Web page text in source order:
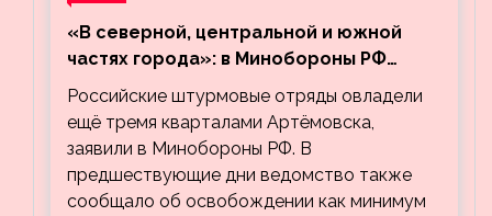
«В северной, центральной и южной
частях города»: в Минобороны РФ
заявили об освобождении ещё трёх
кварталов Артёмовска
Российские штурмовые отряды овладели
ещё тремя кварталами Артёмовска,
заявили в Минобороны РФ. В
предшествующие дни ведомство также
сообщало об освобождении как минимум